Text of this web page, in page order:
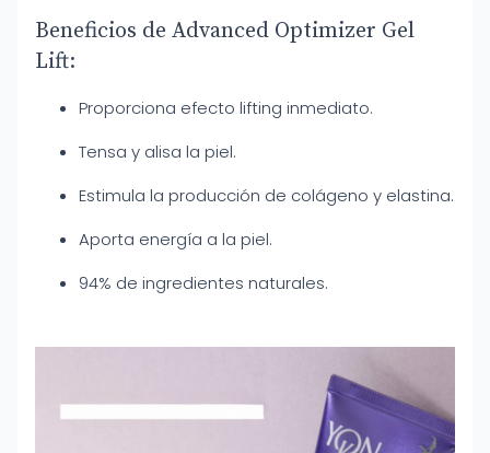
Beneficios de Advanced Optimizer Gel
Lift:
Proporciona efecto lifting inmediato.
Tensa y alisa la piel.
Estimula la producción de colágeno y elastina.
Aporta energía a la piel.
94% de ingredientes naturales.